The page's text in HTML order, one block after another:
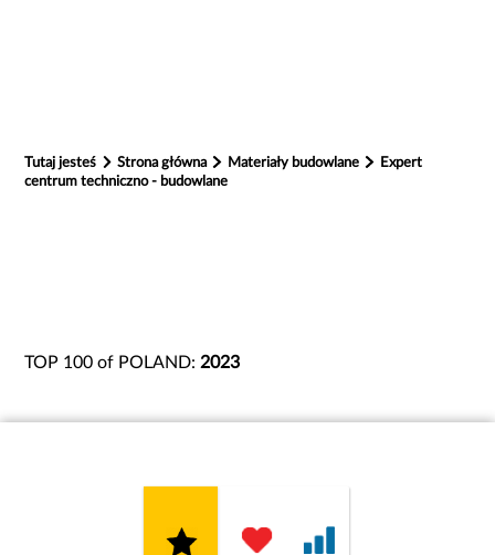
Tutaj jesteś Strona główna Materiały budowlane
Expert
centrum techniczno - budowlane
TOP 100 of POLAND: 2023